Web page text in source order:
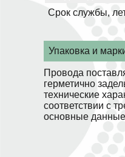
Срок службы,
Упаковка и
Провода
герметично
технические
соответствии с
основные данные